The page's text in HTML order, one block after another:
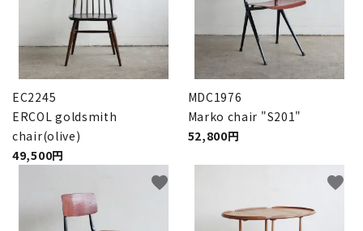
EC2245
ERCOL goldsmith
chair(olive)
49,500円
MDC1976
Marko chair "S201"
52,800円
favorite favorite